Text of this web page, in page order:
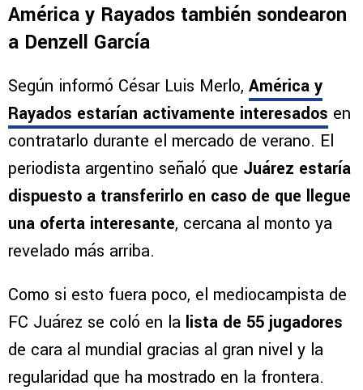
América y Rayados también sondearon
a Denzell García
Según informó César Luis Merlo, América y
Rayados estarían activamente interesados en
contratarlo durante el mercado de verano. El
periodista argentino señaló que Juárez estaría
dispuesto a transferirlo en caso de que llegue
una oferta interesante, cercana al monto ya
revelado más arriba.
Como si esto fuera poco, el mediocampista de
FC Juárez se coló en la lista de 55 jugadores
de cara al mundial gracias al gran nivel y la
regularidad que ha mostrado en la frontera.